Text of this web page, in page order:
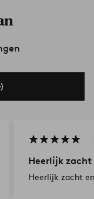
Heerlijk zacht
Heerlijk zacht